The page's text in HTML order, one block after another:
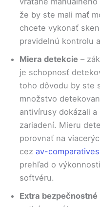
že by ste mali mať
chcete vykonať
pravidelnú kontrolu
Miera detekcie –
je schopnosť
toho dôvodu by ste
množstvo
antivírusy dokázali
zariadení. Mieru
porovnať na
cez av-comparatives
prehľad o
softvéru.
Extra